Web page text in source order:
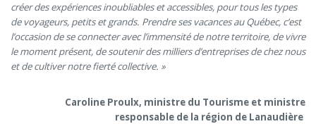
créer des expériences inoubliableset accessibles, pour tous les types
de voyageurs, petits et grands. Prendre ses vacances au Québec, c’est
l’occasion deseconnecter avec l’immensité de notre territoire, de vivre
le moment présent, de soutenir des milliers d’entreprises de chez nous
et de cultiver notre fiertécollective. »
Caroline Proulx, ministre du Tourisme et ministre
responsable de la région de Lanaudière